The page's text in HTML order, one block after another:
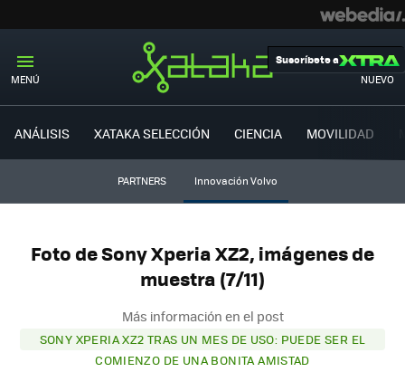
MENÚ NUEVO
Suscríbete a
ANÁLISIS XATAKA SELECCIÓN CIENCIA MOVILIDAD
PARTNERS Innovación Volvo
Foto de Sony Xperia XZ2, imágenes de
muestra (7/11)
Más información en el post
SONY XPERIA XZ2 TRAS UN MES DE USO: PUEDE SER EL
COMIENZO DE UNA BONITA AMISTAD